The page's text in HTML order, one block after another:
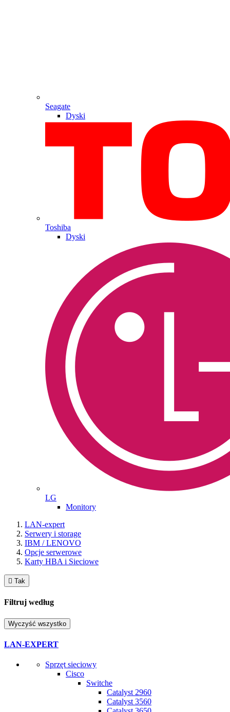
Seagate
Dyski
Toshiba
Dyski
LG
Monitory
LAN-expert
Serwery i storage
IBM / LENOVO
Opcje serwerowe
Karty HBA i Sieciowe
 Tak
Filtruj według
Wyczyść wszystko
LAN-EXPERT
Sprzęt sieciowy
Cisco
Switche
Catalyst 2960
Catalyst 3560